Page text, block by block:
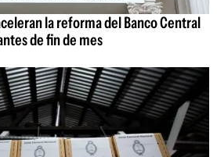
la reforma del Banco Central
de fin de mes